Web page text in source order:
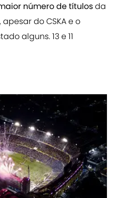
número de títulosda
do CSKA e o
alguns. 13 e 11